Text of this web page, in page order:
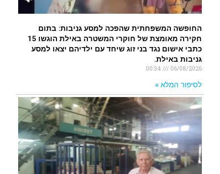
החופשה המשפחתית שהפכה למסע גניבות: בתום
חקירה מאומצת של חוקרי המשטרה באילת הוגשו 15
כתבי אישום נגד בני זוג שיחד עם ילדיהם יצאו למסע
גניבות באילת.
06/08/2026
לסיפור המלא »